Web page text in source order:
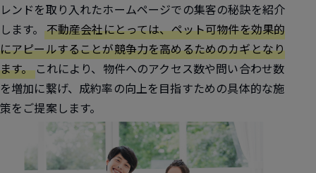
レンドを取り入れたホームページでの集客の秘訣を紹介
します。 不動産会社にとっては、ペット可物件を効果的
にアピールすることが競争力を高めるためのカギとなり
ます。これにより、物件へのアクセス数や問い合わせ数
を増加に繋げ、成約率の向上を目指すための具体的な施
策をご提案します。